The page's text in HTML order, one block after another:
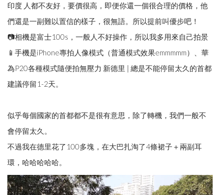
印度 人都不友好，要價很高，即便你還一個很合理的價格，他
們還是一副難以置信的樣子，很無語。所以提前叫優步吧！
📷相機是富士100s，一般人不好操作，所以我多用來自己拍景
📱手機是iPhone專拍人像模式（普通模式效果emmmmm）、華
為P20各種模式隨便拍無壓力 新德里 | 總是不能停留太久的首都
建議停留1-2天。
似乎每個國家的首都都不是很有意思，除了轉機，我們一般不
會停留太久。
不過我在德里花了100多塊，在大巴扎淘了4條裙子＋兩副耳
環，哈哈哈哈哈。